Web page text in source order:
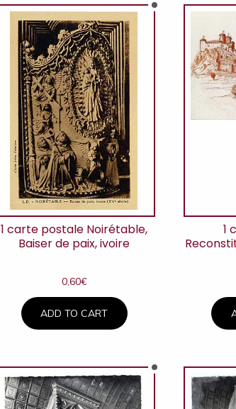
1 carte postale Noirétable,
Baiser de paix, ivoire
0,60€
ADD TO CART
1